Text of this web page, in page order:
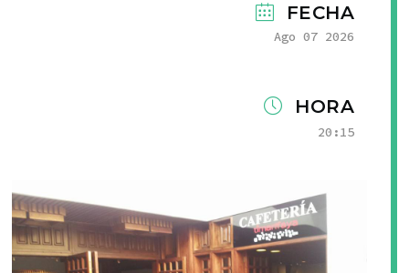
FECHA
Ago 07 2026
HORA
20:15